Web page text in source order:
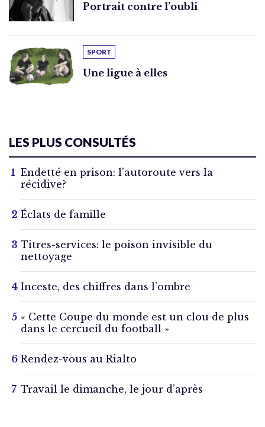
Portrait contre l’oubli
SPORT
Une ligue à elles
LES PLUS CONSULTÉS
Endetté en prison: l’autoroute vers la
récidive?
Éclats de famille
Titres-services: le poison invisible du
nettoyage
Inceste, des chiffres dans l’ombre
« Cette Coupe du monde est un clou de plus
dans le cercueil du football »
Rendez-vous au Rialto
Travail le dimanche, le jour d’après